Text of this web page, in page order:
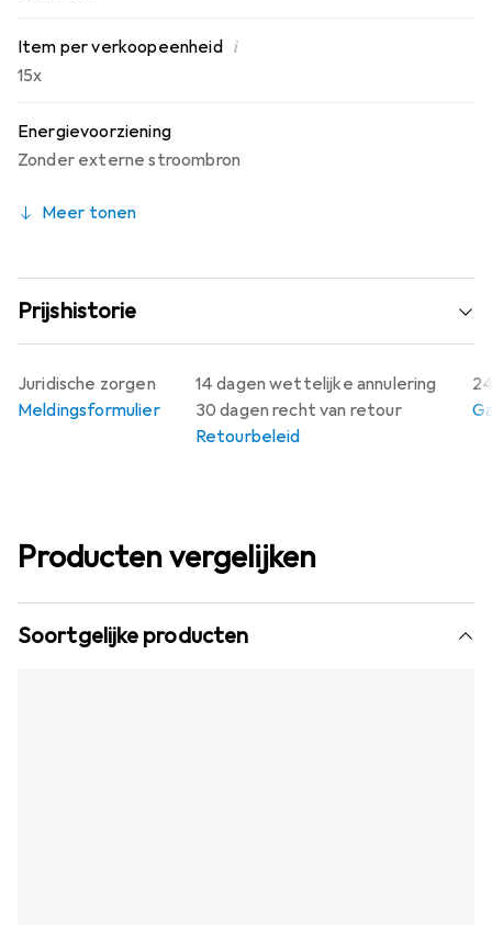
Item per verkoopeenheid i
15x
Energievoorziening
Zonder externe stroombron
Meer tonen
Prijshistorie
14 dagen wettelijke annulering
30 dagen recht van retour
Retourbeleid
Juridische zorgen
Meldingsformulier
Producten vergelijken
Soortgelijke producten